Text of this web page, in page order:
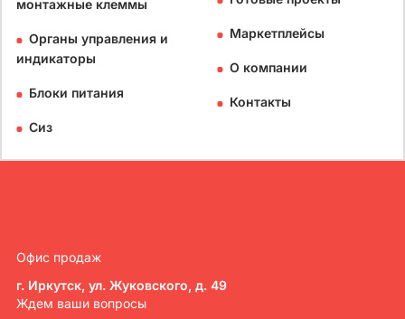
монтажные клеммы
Органы управления и
индикаторы
Блоки питания
Сиз
Маркетплейсы
О компании
Контакты
Офис продаж
г. Иркутск, ул. Жуковского, д. 49
Ждем ваши вопросы